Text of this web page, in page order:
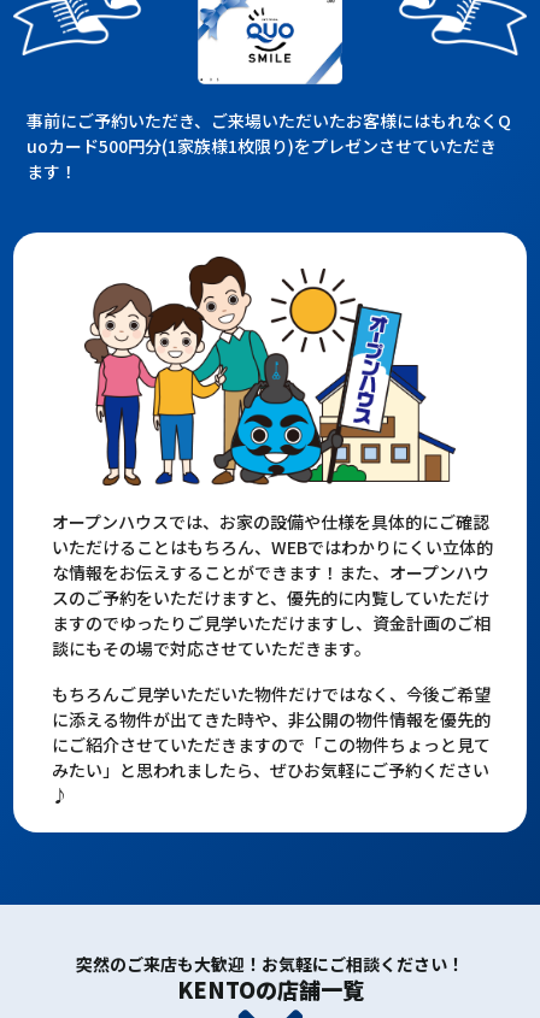
事前にご予約いただき、ご来場いただいたお客様にはもれなくQ
uoカード500円分(1家族様1枚限り)をプレゼンさせていただき
ます！
オープンハウスでは、お家の設備や仕様を具体的にご確認
いただけることはもちろん、WEBではわかりにくい立体的
な情報をお伝えすることができます！また、オープンハウ
スのご予約をいただけますと、優先的に内覧していただけ
ますのでゆったりご見学いただけますし、資金計画のご相
談にもその場で対応させていただきます。
もちろんご見学いただいた物件だけではなく、今後ご希望
に添える物件が出てきた時や、非公開の物件情報を優先的
にご紹介させていただきますので「この物件ちょっと見て
みたい」と思われましたら、ぜひお気軽にご予約ください
♪
突然のご来店も大歓迎！お気軽にご相談ください！
KENTOの店舗一覧